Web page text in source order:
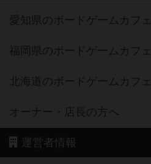
愛知県のボードゲームカフェ
福岡県のボードゲームカフェ
北海道のボードゲームカフェ
オーナー・店長の方へ
運営者情報